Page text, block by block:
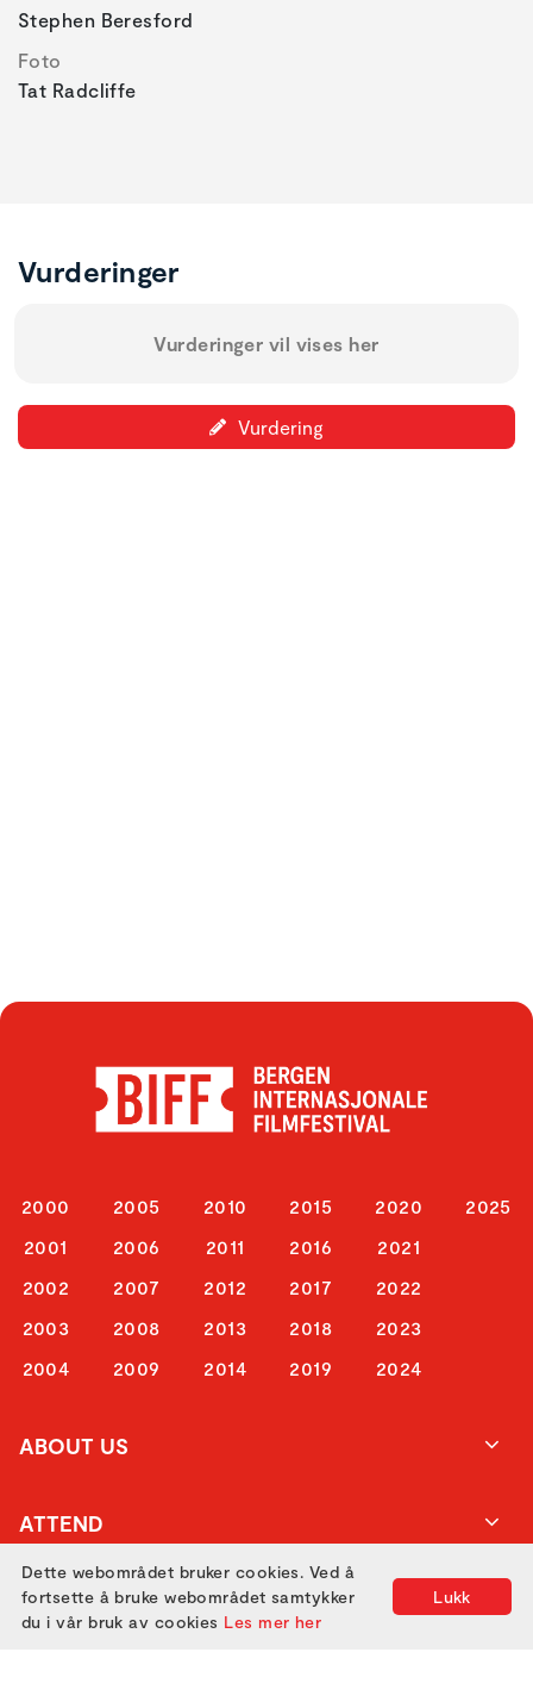
Stephen Beresford
Foto
Tat Radcliffe
Vurderinger
Vurderinger vil vises her
Vurdering
2000
2001
2002
2003
2004
2005
2006
2007
2008
2009
2010
2011
2012
2013
2014
2015
2016
2017
2018
2019
2020
2021
2022
2023
2024
2025
ABOUT US
ATTEND
GET IN TOUCH Lukk
Dette webområdet bruker cookies. Ved å
fortsette å bruke webområdet samtykker
du i vår bruk av cookies Les mer her